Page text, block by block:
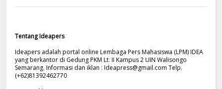
Tentang Ideapers
Ideapers adalah portal online Lembaga Pers Mahasiswa (LPM) IDEA
yang berkantor di Gedung PKM Lt. II Kampus 2 UIN Walisongo
Semarang. Informasi dan iklan :Ideapress@gmail.com Telp.
(+62)81392462770